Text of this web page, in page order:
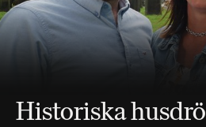
Historiska